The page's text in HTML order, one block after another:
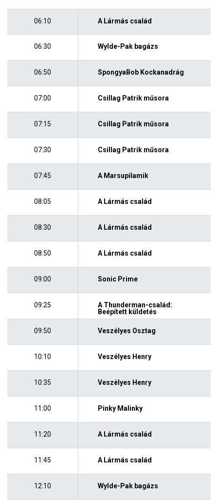
06:10 A Lármás család
06:30 Wylde-Pak bagázs
06:50 SpongyaBob Kockanadrág
07:00 Csillag Patrik műsora
07:15 Csillag Patrik műsora
07:30 Csillag Patrik műsora
07:45 A Marsupilamik
08:05 A Lármás család
08:30 A Lármás család
08:50 A Lármás család
09:00 Sonic Prime
09:25
A Thunderman-család:
Beépített küldetés
09:50 Veszélyes Osztag
10:10 Veszélyes Henry
10:35 Veszélyes Henry
11:00 Pinky Malinky
11:20 A Lármás család
11:45 A Lármás család
12:10 Wylde-Pak bagázs